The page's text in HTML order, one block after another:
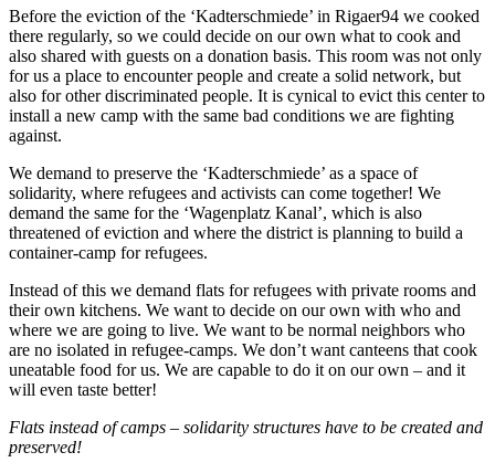
Before the eviction of the ‘Kadterschmiede’ in Rigaer94 we cooked
there regularly, so we could decide on our own what to cook and
also shared with guests on a donation basis. This room was not only
for us a place to encounter people and create a solid network, but
also for other discriminated people. It is cynical to evict this center to
install a new camp with the same bad conditions we are fighting
against.
We demand to preserve the ‘Kadterschmiede’ as a space of
solidarity, where refugees and activists can come together! We
demand the same for the ‘Wagenplatz Kanal’, which is also
threatened of eviction and where the district is planning to build a
container-camp for refugees.
Instead of this we demand flats for refugees with private rooms and
their own kitchens. We want to decide on our own with who and
where we are going to live. We want to be normal neighbors who
are no isolated in refugee-camps. We don’t want canteens that cook
uneatable food for us. We are capable to do it on our own – and it
will even taste better!
Flats instead of camps – solidarity structures have to be created and
preserved!